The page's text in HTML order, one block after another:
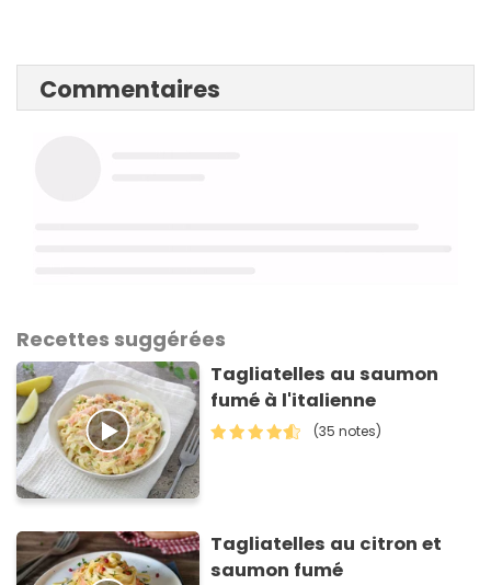
Commentaires
Recettes suggérées
Tagliatelles au saumon
fumé à l'italienne
(35 notes)
Tagliatelles au citron et
saumon fumé